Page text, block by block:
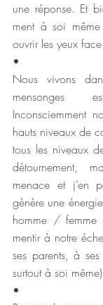
une réponse. Et
ment à soi
ouvrir les yeux
•
Nous vivons
mensonges
Inconsciemment
hauts niveaux de
tous les niveaux
détournement,
menace et j’en
génère une
homme / femme
mentir à notre
ses parents, à
surtout à soi
•